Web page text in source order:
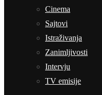
Cinema
Sajtovi
Istraživanja
Zanimljivosti
Intervju
TV emisije